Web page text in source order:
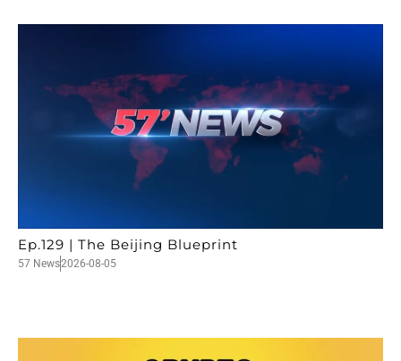
Ep.129 | The Beijing Blueprint
57 News2026-08-05